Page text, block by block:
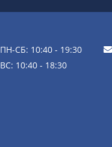
ПН-СБ: 10:40 - 19:30
ВС: 10:40 - 18:30